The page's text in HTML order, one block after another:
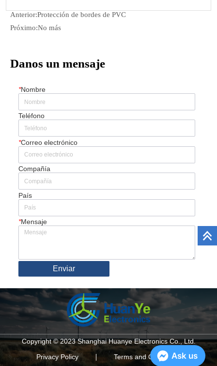
Anterior:Protección de bordes de PVC
Próximo:No más
Danos un mensaje
*Nombre
Teléfono
*Correo electrónico
Compañía
País
*Mensaje
Enviar
Copyright © 2023 Shanghai Huanye Electronics Co., Ltd.
Privacy Policy
Terms and ConditionsAsk us